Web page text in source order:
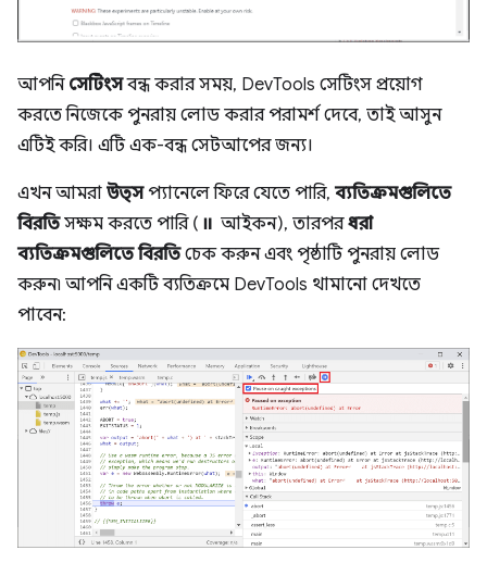
আপনি সেটিংসবন্ধ করার সময়, DevTools সেটিংস প্রয়োগ
করতে নিজেকে পুনরায় লোড করার পরামর্শ দেবে, তাই আসুন
এটিই করি। এটি এক-বন্ধ সেটআপের জন্য।
এখন আমরা উত্সপ্যানেলে ফিরে যেতে পারি, ব্যতিক্রমগুলিতে
বিরতিসক্ষম করতে পারি (⏸ আইকন), তারপরধরা
ব্যতিক্রমগুলিতে বিরতিচেক করুন এবং পৃষ্ঠাটি পুনরায় লোড
করুন৷ আপনি একটি ব্যতিক্রমে DevTools থামানো দেখতে
পাবেন: